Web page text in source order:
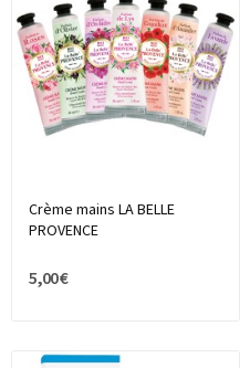
Crème mains LA BELLE
PROVENCE
5,00 €